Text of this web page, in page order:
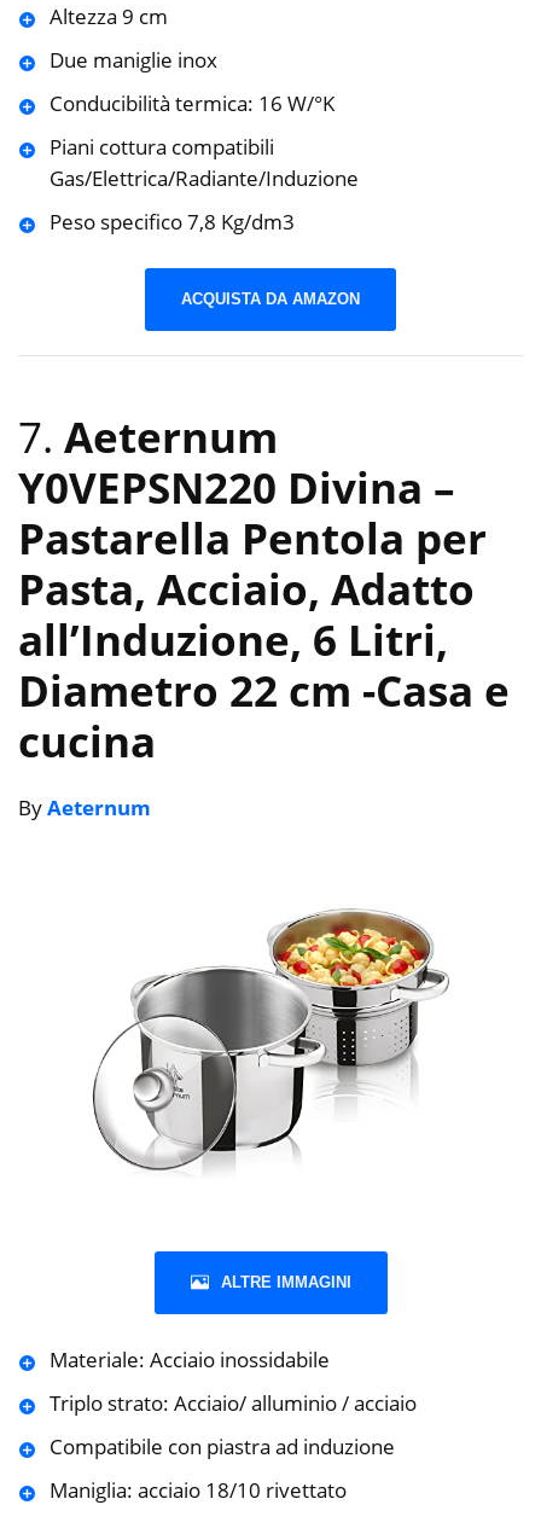
Altezza 9 cm
Due maniglie inox
Conducibilità termica: 16 W/°K
Piani cottura compatibili
Gas/Elettrica/Radiante/Induzione
Peso specifico 7,8 Kg/dm3
ACQUISTA DA AMAZON
7. Aeternum
Y0VEPSN220 Divina –
Pastarella Pentola per
Pasta, Acciaio, Adatto
all’Induzione, 6 Litri,
Diametro 22 cm -Casa e
cucina
ByAeternum
ALTRE IMMAGINI
Materiale: Acciaio inossidabile
Triplo strato: Acciaio/ alluminio / acciaio
Compatibile con piastra ad induzione
Maniglia: acciaio 18/10 rivettato